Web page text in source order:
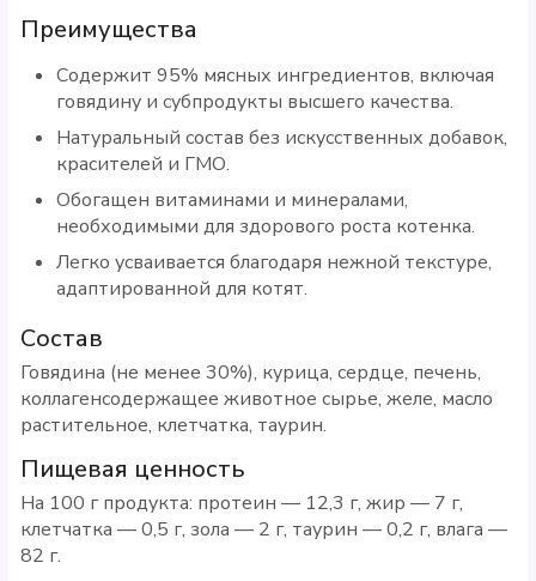
Преимущества
Содержит 95% мясных ингредиентов, включая
говядину и субпродукты высшего качества.
Натуральный состав без искусственных добавок,
красителей и ГМО.
Обогащен витаминами и минералами,
необходимыми для здорового роста котенка.
Легко усваивается благодаря нежной текстуре,
адаптированной для котят.
Состав
Говядина (не менее 30%), курица, сердце, печень,
коллагенсодержащее животное сырье, желе, масло
растительное, клетчатка, таурин.
Пищевая ценность
На 100 г продукта: протеин — 12,3 г, жир — 7 г,
клетчатка — 0,5 г, зола — 2 г, таурин — 0,2 г, влага —
82 г.